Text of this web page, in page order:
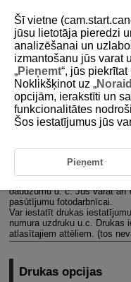
D180-150
Drukas
Drukas opcijas
Attēlu atlasīšana
DPOF (digitālās drukas
daudzumu u. c. Jūs varat arī
pasūtījumu fotodarbnīcai.
Var iestatīt drukas
numura uzdruku u.c. Drukas
atlasītajiem attēliem. (tos
Drukas opcijas
Šī vietne
jūsu lietotāja pieredzi
analizēšanai un
izmantošanu jūs varat
„Pieņemt“, jūs
Noklikšķinot uz „
opcijām, ierakstīti un
funkcionalitātes
Šos iestatījumus jūs
Pieņemt